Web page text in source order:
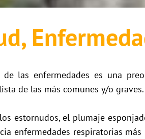
las enfermedades es una
de las más comunes y/o graves.
estornudos, el plumaje
enfermedades respiratorias más